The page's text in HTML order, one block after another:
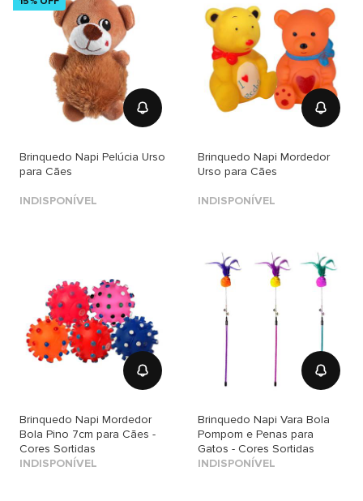
Brinquedo Napi Pelúcia Urso
para Cães
INDISPONÍVEL
Brinquedo Napi Mordedor
Urso para Cães
INDISPONÍVEL
Brinquedo Napi Mordedor
Bola Pino 7cm para Cães -
Cores Sortidas
INDISPONÍVEL
Brinquedo Napi Vara Bola
Pompom e Penas para
Gatos - Cores Sortidas
INDISPONÍVEL